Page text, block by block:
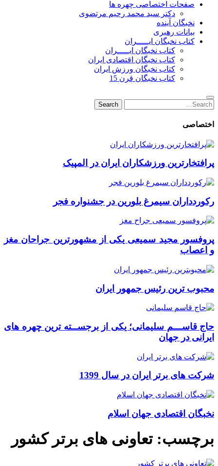
صفحات اختصاصی چهره ها
دکتر سید محمد رحیم مرتضوی
نخبگان آینده
بیانات رهبری
کتاب نخبگان ایـــــران
کتاب نخبگان ایـــــران
کتاب نخبگان اقتصادی ایران
کتاب نخبگان ورزش ایران
کتاب نخبگان قرن 15
Search
for:
Search
اختصاصی
پرافتخارترین ورزشکاران ایران در المپیک
رکوردداران سیمرغ بلورین در جشنواره فجر
پروفسور مجید سمیعی یکی از مشهورترین جراحان مغز
و اعصاب
محبوب ترین رئیس جمهور ایران
حاج قاســـم سلیمانی؛ یکی از برجســته ترین چهره های
ایرانی در جهان
شرکت های برتر ایران در سال 1399
نخبگان اقتصادی جهان اسلام
برچسب:تعاونی های برتر کشور